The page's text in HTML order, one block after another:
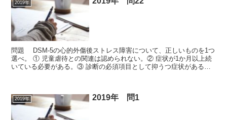
2019年
問題 DSM-5の心的外傷後ストレス障害について、正しいものを1つ
選べ。 ① 児童虐待との関連は認められない。② 症状が1か月以上続
いている必要がある。③ 診断の必須項目として抑うつ症状がある。
2019年 2019年 問1